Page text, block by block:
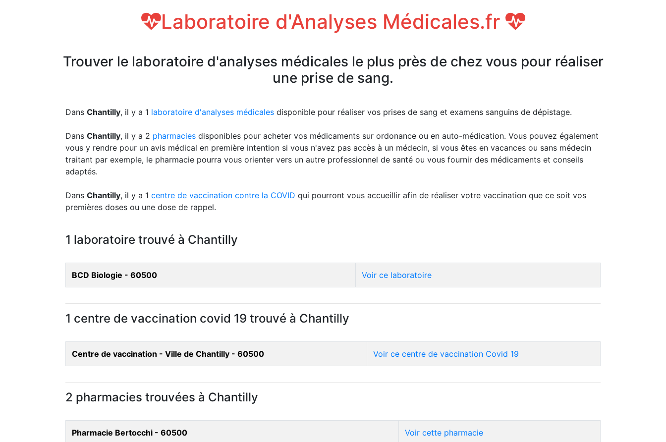
Laboratoire d'Analyses Médicales.fr
Trouver le laboratoire d'analyses médicales le plus près de chez vous pour réaliser
une prise de sang.
Dans Chantilly, il y a 1 laboratoire d'analyses médicales disponible pour réaliser vos prises de sang et examens sanguins de dépistage.
Dans Chantilly, il y a 2 pharmacies disponibles pour acheter vos médicaments sur ordonance ou en auto-médication. Vous pouvez également
vous y rendre pour un avis médical en première intention si vous n'avez pas accès à un médecin, si vous êtes en vacances ou sans médecin
traitant par exemple, le pharmacie pourra vous orienter vers un autre professionnel de santé ou vous fournir des médicaments et conseils
adaptés.
Dans Chantilly, il y a 1 centre de vaccination contre la COVID qui pourront vous accueillir afin de réaliser votre vaccination que ce soit vos
premières doses ou une dose de rappel.
1 laboratoire trouvé à Chantilly
BCD Biologie - 60500 Voir ce laboratoire
1 centre de vaccination covid 19 trouvé à Chantilly
Centre de vaccination - Ville de Chantilly - 60500 Voir ce centre de vaccination Covid 19
2 pharmacies trouvées à Chantilly
Pharmacie Bertocchi - 60500 Voir cette pharmacie